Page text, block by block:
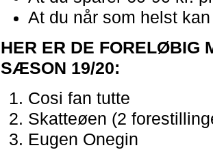
At du når som helst
HER ER DE FORELØBIG
SÆSON 19/20:
Cosi fan tutte
Skatteøen (2
Eugen Onegin